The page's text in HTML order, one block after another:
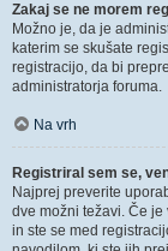
Zakaj se ne morem
Možno je, da je
katerim se skušate
registracijo, da bi
administratorja foruma.
Na vrh
Registriral sem se,
Najprej preverite
dve možni težavi. Če je
in ste se med